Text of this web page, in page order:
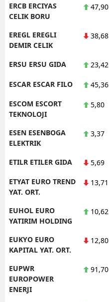
ERCB ERCIYAS
CELIK BORU
47,90
EREGL EREGLI
DEMIR CELIK
38,68
ERSU ERSU GIDA 23,42
ESCAR ESCAR FILO 45,36
ESCOM ESCORT
TEKNOLOJI
5,80
ESEN ESENBOGA
ELEKTRIK
3,37
ETILR ETILER GIDA 5,69
ETYAT EURO TREND
YAT. ORT.
13,71
EUHOL EURO
YATIRIM HOLDING
10,62
EUKYO EURO
KAPITAL YAT. ORT.
12,80
EUPWR
EUROPOWER
ENERJI
91,70